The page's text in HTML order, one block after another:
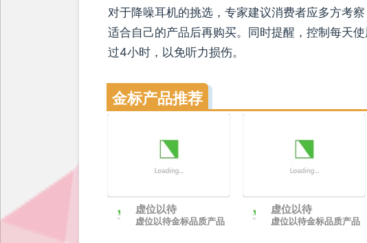
对于降噪耳机的挑选，专家建议消费者应多方考
适合自己的产品后再购买。同时提醒，控制每天
过4小时，以免听力损伤。
金标产品推荐
虚位以待
虚位以待金标品质产品
虚位以待
虚位以待金标品质产品